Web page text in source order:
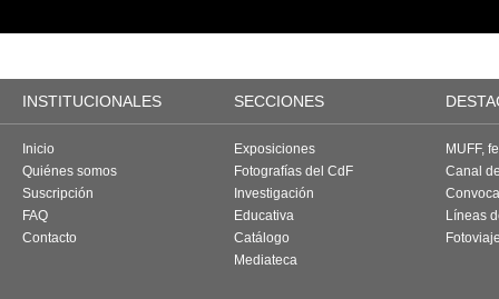
INSTITUCIONALES SECCIONES
Inicio
Quiénes somos
Suscripción
FAQ
Contacto
Exposiciones
Fotografías del CdF
Investigación
Educativa
Catálogo
Mediateca
MUFF,
Canal
Líneas